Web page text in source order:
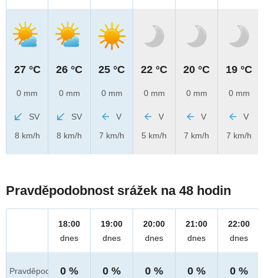
27 °C
0 mm
SV
8 km/h
26 °C
0 mm
SV
8 km/h
25 °C
0 mm
V
7 km/h
22 °C
0 mm
V
5 km/h
20 °C
0 mm
V
7 km/h
19 °C
0 mm
V
7 km/h
Pravděpodobnost srážek na 48 hodin
Pravděpod.
18:00
dnes
0 %
19:00
dnes
0 %
20:00
dnes
0 %
21:00
dnes
0 %
22:00
dnes
0 %